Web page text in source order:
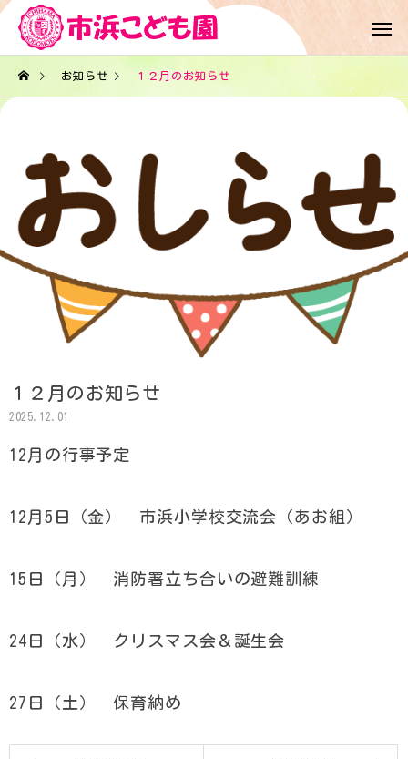
お知らせ １２月のお知らせ
１２月のお知らせ
2025.12.01
12月の行事予定
12月5日（金） 市浜小学校交流会（あお組）
15日（月） 消防署立ち合いの避難訓練
24日（水） クリスマス会＆誕生会
27日（土） 保育納め